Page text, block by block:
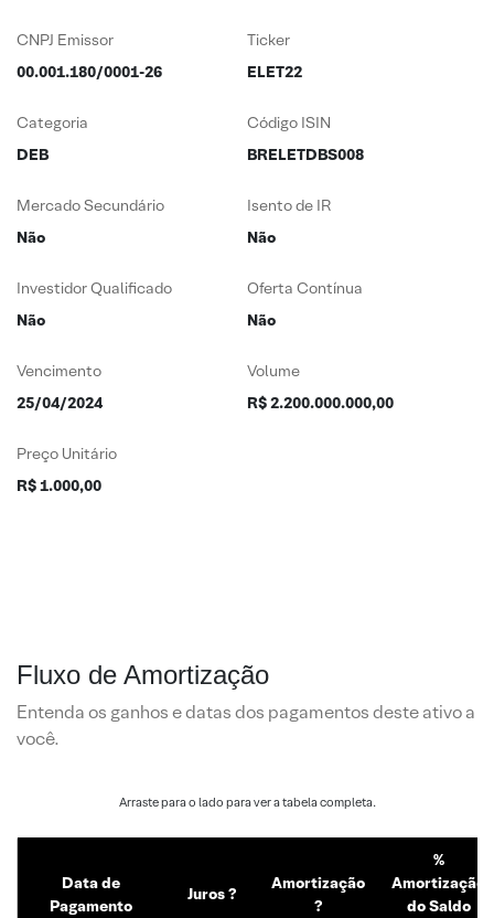
CNPJ Emissor
00.001.180/0001-26
Ticker
ELET22
Categoria
DEB
Código ISIN
BRELETDBS008
Mercado Secundário
Não
Isento de IR
Não
Investidor Qualificado
Não
Oferta Contínua
Não
Vencimento
25/04/2024
Volume
R$ 2.200.000.000,00
Preço Unitário
R$ 1.000,00
Fluxo de Amortização
Entenda os ganhos e datas dos pagamentos deste ativo a
você.
Data de
Pagamento
Juros ?
Amortização
?
%
Amortização
do Saldo